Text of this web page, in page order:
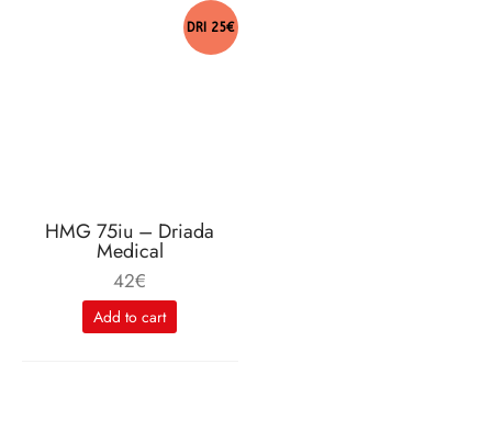
DRI 25€
HMG 75iu – Driada
Medical
42€
Add to cart